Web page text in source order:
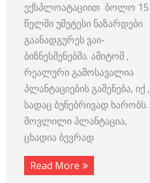
ექსპლოატაციით ბოლო 15
წელში უმეტესი ნაზარდები
გაანადგურეს ვაი-
ბიზნესმენებმა. ამიტომ ,
რეალური გამოსავალია
პლანტაციების გაშენება, იქ ,
სადაც ბუნებრივად ხარობს.
მოვლილი პლანტაცია,
ცხადია ბევრად
Read More